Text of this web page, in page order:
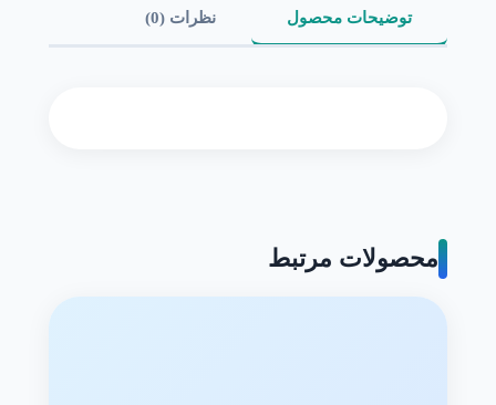
توضیحات محصول نظرات (0)
محصولات مرتبط